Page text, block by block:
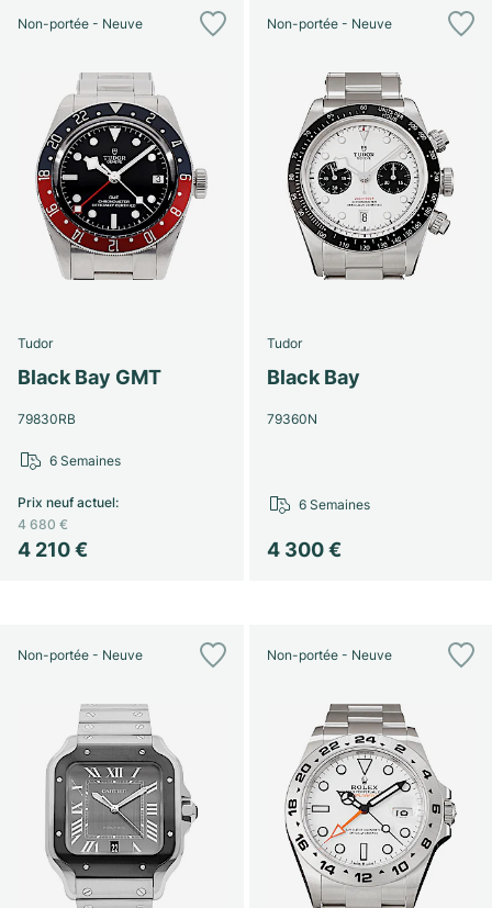
Non-portée - Neuve
Tudor
Black Bay GMT
79830RB
4 210 €
Prix neuf actuel:
4 680 €
6 Semaines
Non-portée - Neuve
Tudor
Black Bay
79360N
4 300 €
6 Semaines
Non-portée - Neuve Non-portée - Neuve